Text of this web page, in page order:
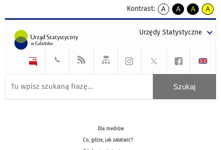
Kontrast:
A
kontrast
A
kontrast
tekst
czarnym
A
kontrast
tekst
czarnym
A
tekst
żółtym
Urzędy Statystyczne
Dla mediów
Co, gdzie, jak załatwić?